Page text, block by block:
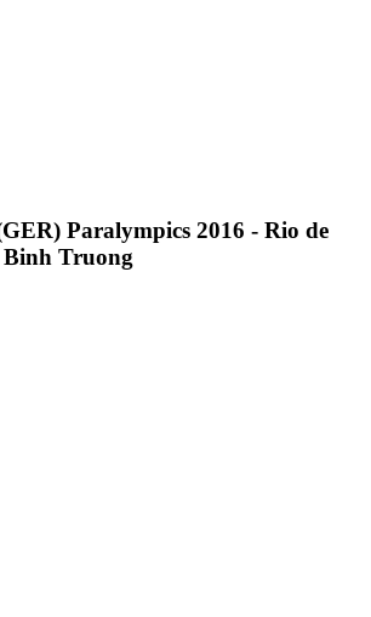
Paralympics 2016 - Rio de
Truong